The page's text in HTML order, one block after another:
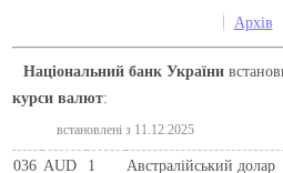
Архів
Національний банк України
курси валют:
встановлені з 11.12.2025
036 AUD 1 Австралійський долар